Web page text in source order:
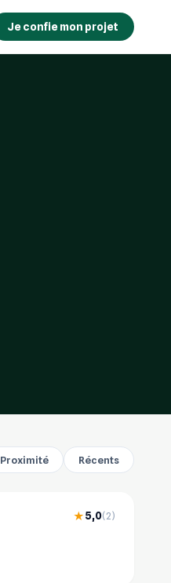
Je confie mon projet
Proximité Récents
★5,0(2)